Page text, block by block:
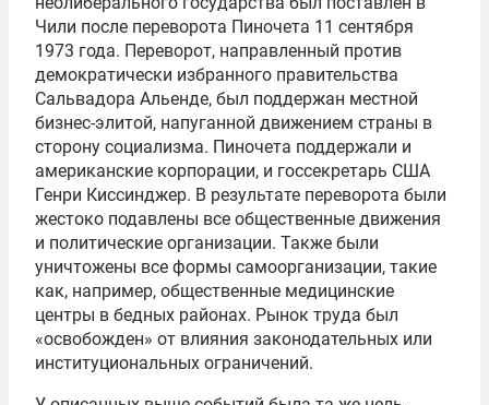
Чили после переворота Пиночета 11 сентября
1973 года. Переворот, направленный против
демократически избранного правительства
Сальвадора Альенде, был поддержан местной
бизнес-элитой, напуганной движением страны в
сторону социализма. Пиночета поддержали и
американские корпорации, и госсекретарь США
Генри Киссинджер. В результате переворота были
жестоко подавлены все общественные движения
и политические организации. Также были
уничтожены все формы самоорганизации, такие
как, например, общественные медицинские
центры в бедных районах. Рынок труда был
«освобожден» от влияния законодательных или
институциональных ограничений.